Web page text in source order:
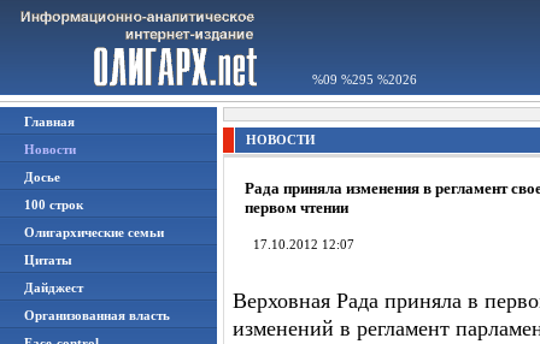
%09 %295 %2026
Главная
Новости
Досье
100 строк
Олигархические семьи
Цитаты
Дайджест
Организованная власть
НОВОСТИ
Рада приняла изменения в регламент
первом чтении
17.10.2012 12:07
Верховная Рада приняла в
изменений в регламент